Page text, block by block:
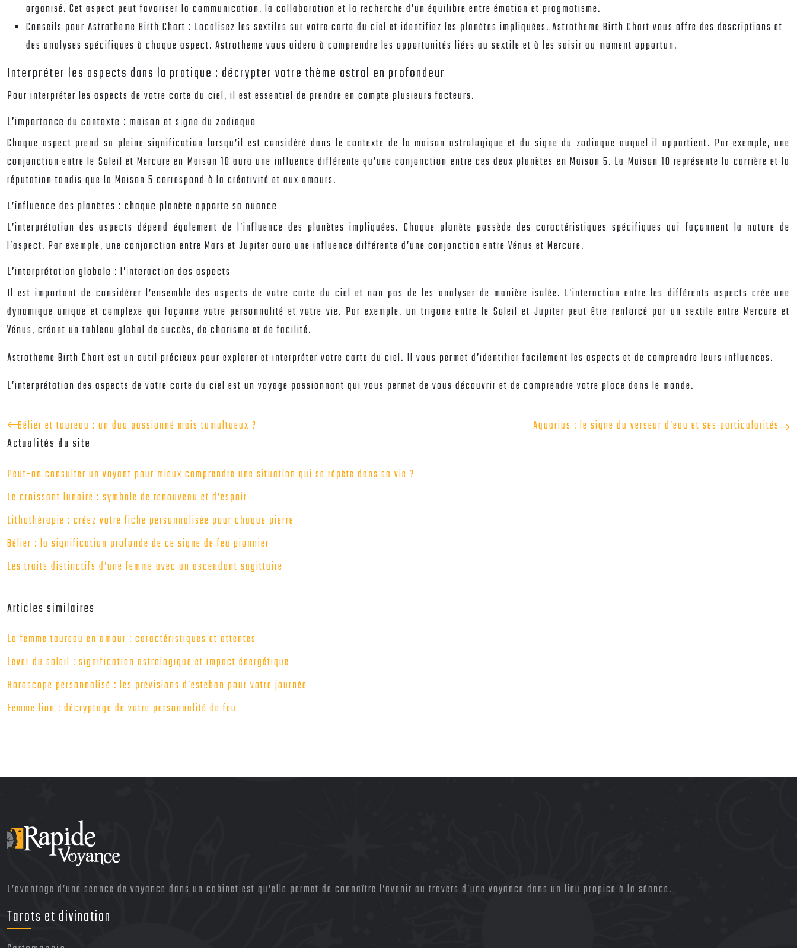
organisé. Cet aspect peut favoriser la communication, la collaboration et la recherche d’un équilibre entre émotion et pragmatisme.
Conseils pour Astrotheme Birth Chart : Localisez les sextiles sur votre carte du ciel et identifiez les planètes impliquées. Astrotheme Birth Chart vous offre des descriptions et
des analyses spécifiques à chaque aspect. Astrotheme vous aidera à comprendre les opportunités liées au sextile et à les saisir au moment opportun.
Interpréter les aspects dans la pratique : décrypter votre thème astral en profondeur
Pour interpréter les aspects de votre carte du ciel, il est essentiel de prendre en compte plusieurs facteurs.
L’importance du contexte : maison et signe du zodiaque
Chaque aspect prend sa pleine signification lorsqu’il est considéré dans le contexte de la maison astrologique et du signe du zodiaque auquel il appartient. Par exemple, une
conjonction entre le Soleil et Mercure en Maison 10 aura une influence différente qu’une conjonction entre ces deux planètes en Maison 5. La Maison 10 représente la carrière et la
réputation tandis que la Maison 5 correspond à la créativité et aux amours.
L’influence des planètes : chaque planète apporte sa nuance
L’interprétation des aspects dépend également de l’influence des planètes impliquées. Chaque planète possède des caractéristiques spécifiques qui façonnent la nature de
l’aspect. Par exemple, une conjonction entre Mars et Jupiter aura une influence différente d’une conjonction entre Vénus et Mercure.
L’interprétation globale : l’interaction des aspects
Il est important de considérer l’ensemble des aspects de votre carte du ciel et non pas de les analyser de manière isolée. L’interaction entre les différents aspects crée une
dynamique unique et complexe qui façonne votre personnalité et votre vie. Par exemple, un trigone entre le Soleil et Jupiter peut être renforcé par un sextile entre Mercure et
Vénus, créant un tableau global de succès, de charisme et de facilité.
Astrotheme Birth Chart est un outil précieux pour explorer et interpréter votre carte du ciel. Il vous permet d’identifier facilement les aspects et de comprendre leurs influences.
L’interprétation des aspects de votre carte du ciel est un voyage passionnant qui vous permet de vous découvrir et de comprendre votre place dans le monde.
Bélier et taureau : un duo passionné mais tumultueux ? Aquarius : le signe du verseur d’eau et ses particularités
Actualités du site
Peut-on consulter un voyant pour mieux comprendre une situation qui se répète dans sa vie ?
Le croissant lunaire : symbole de renouveau et d’espoir
Lithothérapie : créez votre fiche personnalisée pour chaque pierre
Bélier : la signification profonde de ce signe de feu pionnier
Les traits distinctifs d’une femme avec un ascendant sagittaire
Articles similaires
La femme taureau en amour : caractéristiques et attentes
Lever du soleil : signification astrologique et impact énergétique
Horoscope personnalisé : les prévisions d’esteban pour votre journée
Femme lion : décryptage de votre personnalité de feu
L’avantage d’une séance de voyance dans un cabinet est qu’elle permet de connaître l’avenir au travers d’une voyance dans un lieu propice à la séance.
Tarots et divination